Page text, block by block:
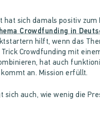
hat sich damals positiv zum
Crowdfunding in
hilft, wenn das
Crowdfunding mit
hat auch
an. Mission erfüllt.
sich auch, wie wenig die